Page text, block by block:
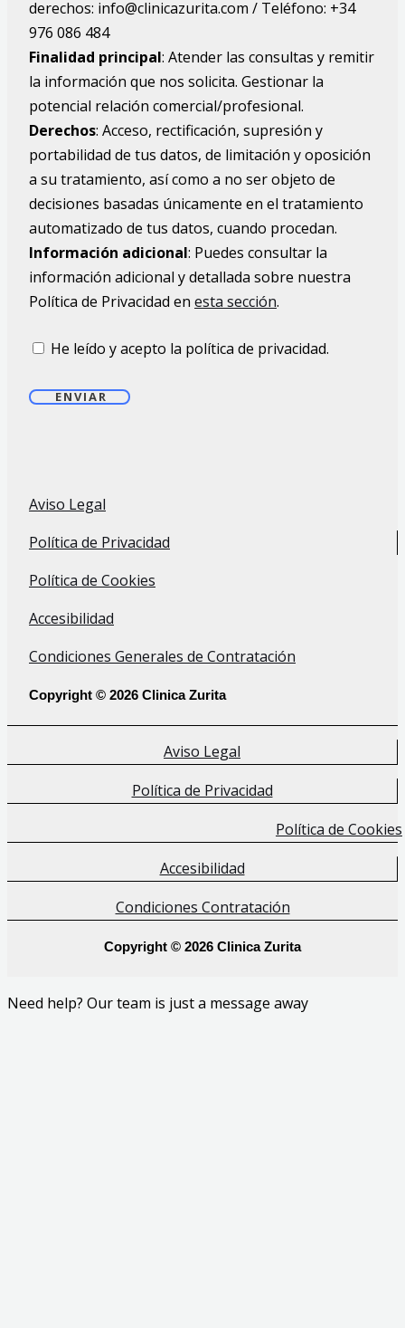
derechos: info@clinicazurita.com / Teléfono: +34
976 086 484
Finalidad principal: Atender las consultas y remitir
la información que nos solicita. Gestionar la
potencial relación comercial/profesional.
Derechos: Acceso, rectificación, supresión y
portabilidad de tus datos, de limitación y oposición
a su tratamiento, así como a no ser objeto de
decisiones basadas únicamente en el tratamiento
automatizado de tus datos, cuando procedan.
Información adicional: Puedes consultar la
información adicional y detallada sobre nuestra
Política de Privacidad en esta sección.
He leído y acepto la política de privacidad.
ENVIAR
Aviso Legal
Política de Privacidad
Política de Cookies
Accesibilidad
Condiciones Generales de Contratación
Copyright © 2026 Clinica Zurita
Aviso Legal
Política de Privacidad
Política de Cookies
Accesibilidad
Condiciones Contratación
Copyright © 2026 Clinica Zurita
Need help? Our team is just a message away